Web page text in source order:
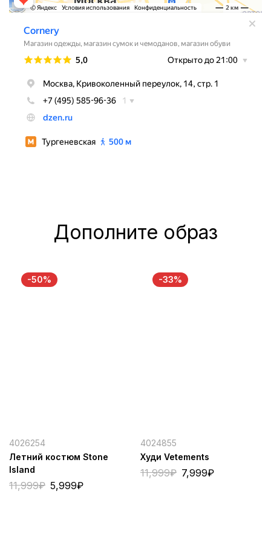
Дополните образ
-50%
4026254
Летний костюм Stone
Island
11,999₽ 5,999₽
-33%
4024855
Худи Vetements
11,999₽ 7,999₽